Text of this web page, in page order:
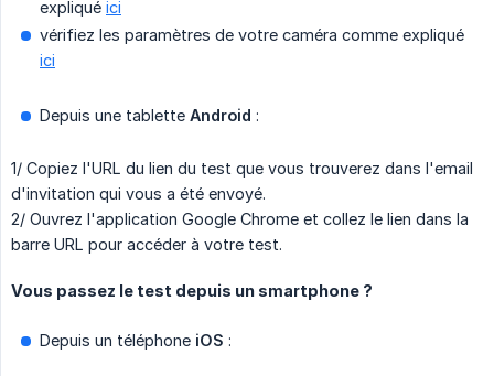
expliqué ici
vérifiez les paramètres de votre caméra comme expliqué
ici
Depuis une tablette Android :
1/ Copiez l'URL du lien du test que vous trouverez dans l'email
d'invitation qui vous a été envoyé.
2/ Ouvrez l'application Google Chrome et collez le lien dans la
barre URL pour accéder à votre test.
Vous passez le test depuis un smartphone ?
Depuis un téléphone iOS :